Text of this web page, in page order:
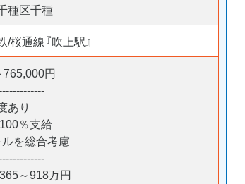
種区千種
桜通線『吹上駅』
円
あり
％支給
を総合考慮
～918万円